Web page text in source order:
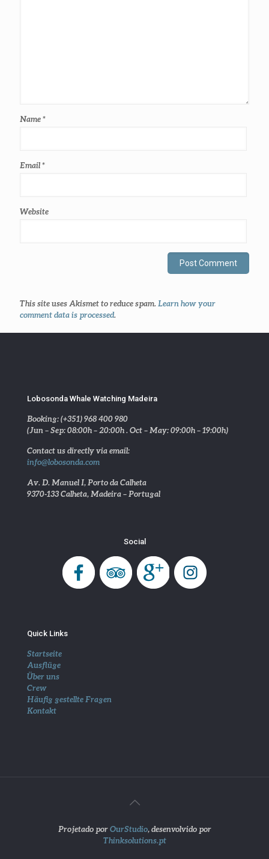
Name*
Email*
Website
This site uses Akismet to reduce spam. Learn how your
comment data is processed.
Lobosonda Whale Watching Madeira
Booking: (+351) 968 400 980
(Jun – Sep: 08:00h – 20:00h . Oct – May: 09:00h – 19:00h)
Contact us directly via email:
info@lobosonda.com
Av. D. Manuel I, Porto da Calheta
9370-133 Calheta, Madeira – Portugal
Social
Quick Links
Startseite
Ausflüge
Über uns
Crew
Häufig gestellte Fragen
Kontakt
Projetado porOurStudio, desenvolvido por
Thinksolutions.pt